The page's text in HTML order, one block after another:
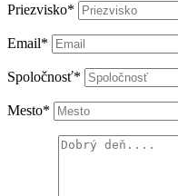
Priezvisko*
Email*
Spoločnosť*
Mesto*